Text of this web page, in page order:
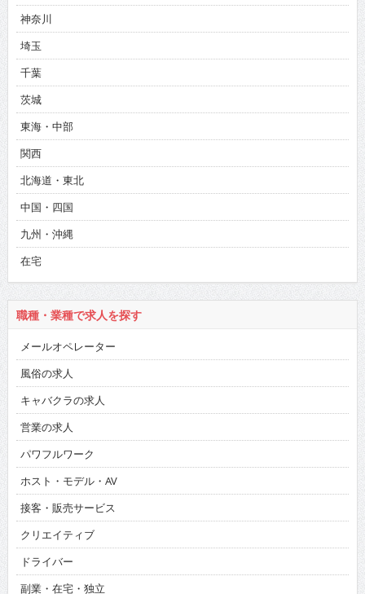
神奈川
埼玉
千葉
茨城
東海・中部
関西
北海道・東北
中国・四国
九州・沖縄
在宅
職種・業種で求人を探す
メールオペレーター
風俗の求人
キャバクラの求人
営業の求人
パワフルワーク
ホスト・モデル・AV
接客・販売サービス
クリエイティブ
ドライバー
副業・在宅・独立